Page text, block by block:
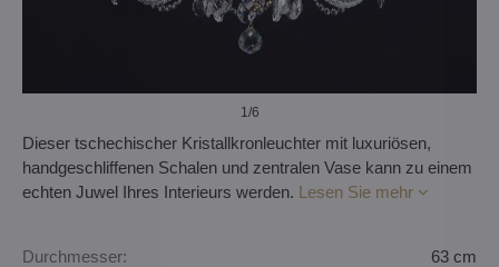
1/6
Dieser tschechischer Kristallkronleuchter mit luxuriösen,
handgeschliffenen Schalen und zentralen Vase kann zu einem
echten Juwel Ihres Interieurs werden. Lesen Sie mehr
Durchmesser: 63 cm